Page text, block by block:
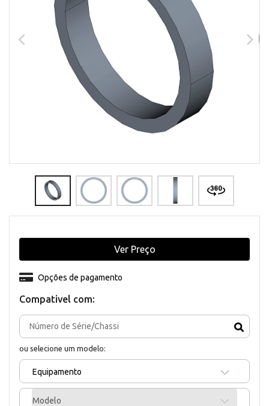
Compativel com:
ou selecione um modelo:
Equipamento
Modelo
Opções de pagamento
Ver Preço